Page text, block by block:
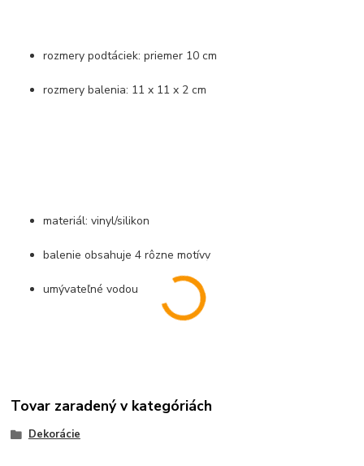
rozmery podtáciek: priemer 10 cm
rozmery balenia: 11 x 11 x 2 cm
materiál: vinyl/silikon
balenie obsahuje 4 rôzne motívy
umývateľné vodou
Tovar zaradený v kategóriách
Dekorácie